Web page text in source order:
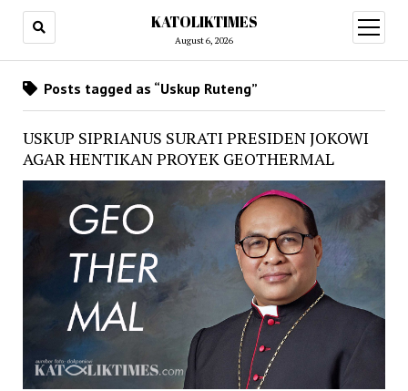
KATOLIKTIMES
August 6, 2026
open
menu
Posts tagged as “Uskup Ruteng”
USKUP SIPRIANUS SURATI PRESIDEN JOKOWI
AGAR HENTIKAN PROYEK GEOTHERMAL